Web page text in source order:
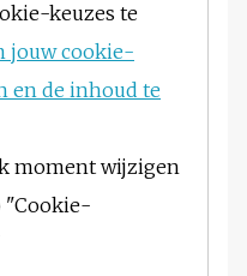
keuzes te
jouw cookie-
en de inhoud te
moment wijzigen
"Cookie-